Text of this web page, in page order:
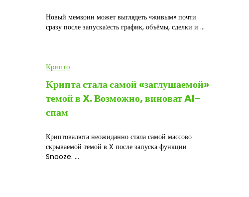
Новый мемкоин может выглядеть «живым» почти
сразу после запуска:есть график, объёмы, сделки и ...
Крипто
Крипта стала самой «заглушаемой»
темой в X. Возможно, виноват AI-
спам
Криптовалюта неожиданно стала самой массово
скрываемой темой в X после запуска функции
Snooze. ...